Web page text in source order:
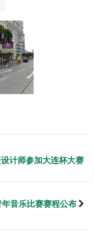
计师参加大连杯大赛
音乐比赛赛程公布